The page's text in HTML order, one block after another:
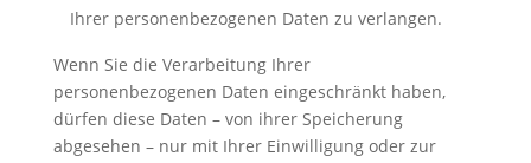
Ihrer personenbezogenen Daten zu verlangen.
Wenn Sie die Verarbeitung Ihrer
personenbezogenen Daten eingeschränkt haben,
dürfen diese Daten – von ihrer Speicherung
abgesehen – nur mit Ihrer Einwilligung oder zur